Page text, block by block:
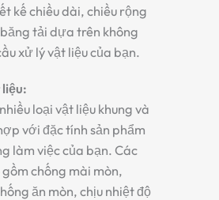
kế chiều dài, chiều rộng
tải dựa trên không
xử lý vật liệu của bạn.
liệu:
loại vật liệu khung và
với đặc tính sản phẩm
làm việc của bạn. Các
chống mài mòn,
ăn mòn, chịu nhiệt độ